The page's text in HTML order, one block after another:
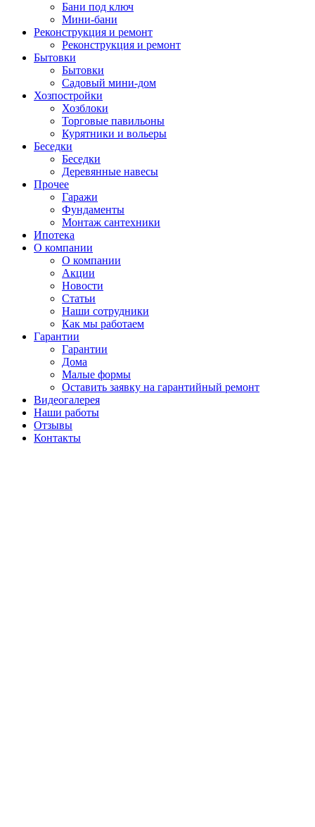
Бани под ключ
Мини-бани
Реконструкция и ремонт
Реконструкция и ремонт
Бытовки
Бытовки
Садовый мини-дом
Хозпостройки
Хозблоки
Торговые павильоны
Курятники и вольеры
Беседки
Беседки
Деревянные навесы
Прочее
Гаражи
Фундаменты
Монтаж сантехники
Ипотека
О компании
О компании
Акции
Новости
Статьи
Наши сотрудники
Как мы работаем
Гарантии
Гарантии
Дома
Малые формы
Оставить заявку на гарантийный ремонт
Видеогалерея
Наши работы
Отзывы
Контакты